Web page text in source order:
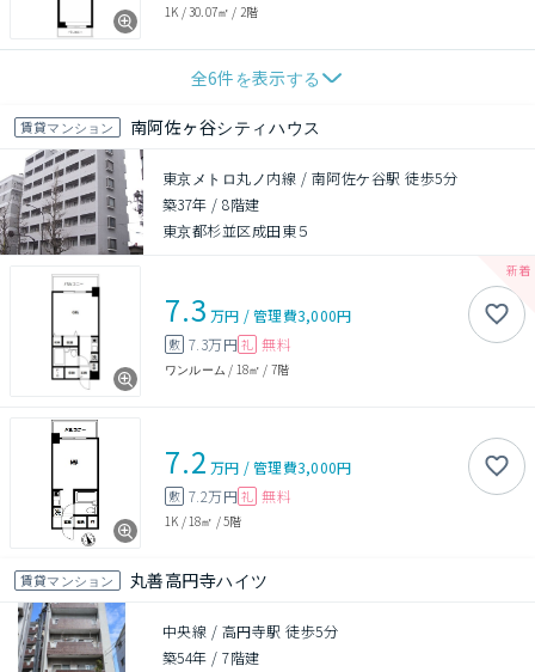
1K /30.07㎡ / 2階
全6件を表示する
賃貸マンション 南阿佐ヶ谷シティハウス
東京メトロ丸ノ内線 / 南阿佐ケ谷駅 徒歩5分
築37年 /8階建
東京都杉並区成田東５
7.3 万円 /管理費3,000円
敷 7.3万円 礼 無料
ワンルーム / 18㎡ / 7階
7.2 万円 /管理費3,000円
敷 7.2万円 礼 無料
1K / 18㎡ /5階
賃貸マンション 丸善高円寺ハイツ
中央線 / 高円寺駅 徒歩5分
築54年 /7階建